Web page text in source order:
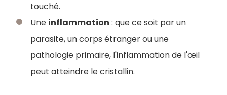
touché.
Une inflammation : que ce soit par un
parasite, un corps étranger ou une
pathologie primaire, l'inflammation de l'œil
peut atteindre le cristallin.